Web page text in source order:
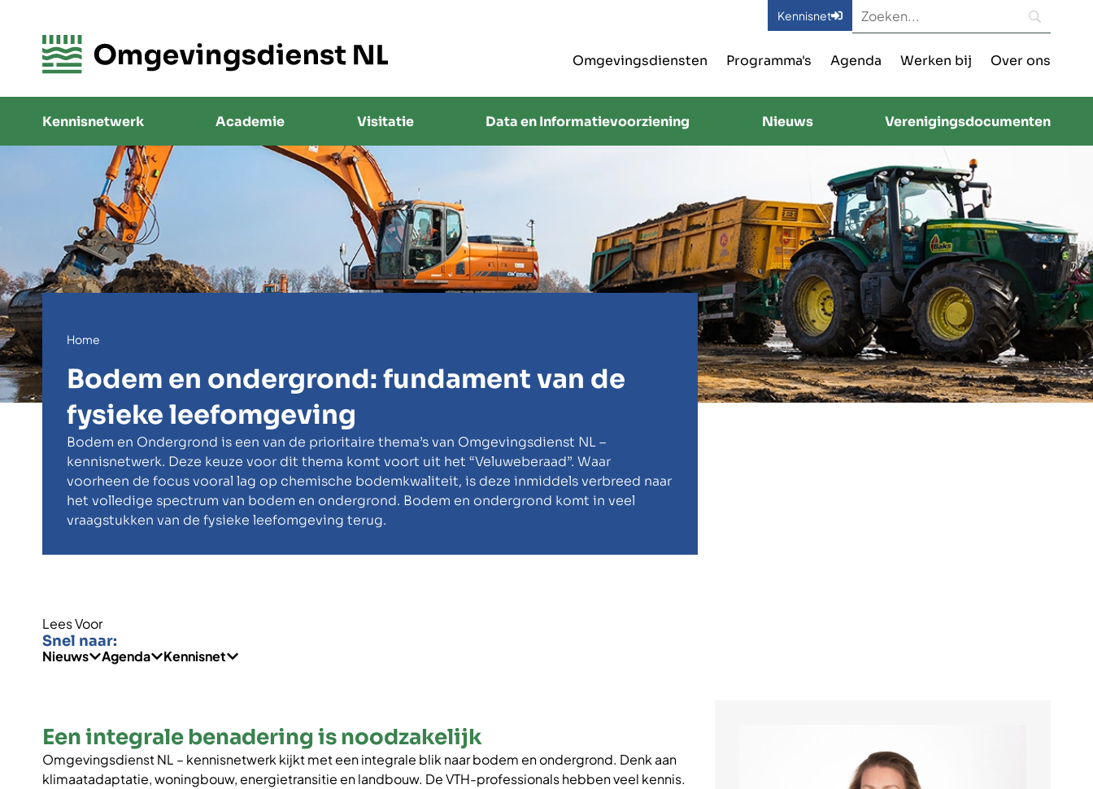
Kennisnet
Omgevingsdiensten Programma's Agenda Werken bij Over ons
Kennisnetwerk Academie Visitatie Data en Informatievoorziening Nieuws Verenigingsdocumenten
Home
Bodem en ondergrond: fundament van de
fysieke leefomgeving
Bodem en Ondergrond is een van de prioritaire thema’s van Omgevingsdienst NL –
kennisnetwerk. Deze keuze voor dit thema komt voort uit het “Veluweberaad”. Waar
voorheen de focus vooral lag op chemische bodemkwaliteit, is deze inmiddels verbreed naar
het volledige spectrum van bodem en ondergrond. Bodem en ondergrond komt in veel
vraagstukken van de fysieke leefomgeving terug.
Lees Voor
Snel naar:
Nieuws Agenda Kennisnet
Een integrale benadering is noodzakelijk
Omgevingsdienst NL – kennisnetwerk kijkt met een integrale blik naar bodem en ondergrond. Denk aan
klimaatadaptatie, woningbouw, energietransitie en landbouw. De VTH-professionals hebben veel kennis.